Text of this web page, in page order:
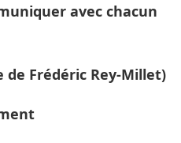
avec chacun
Frédéric Rey-Millet)